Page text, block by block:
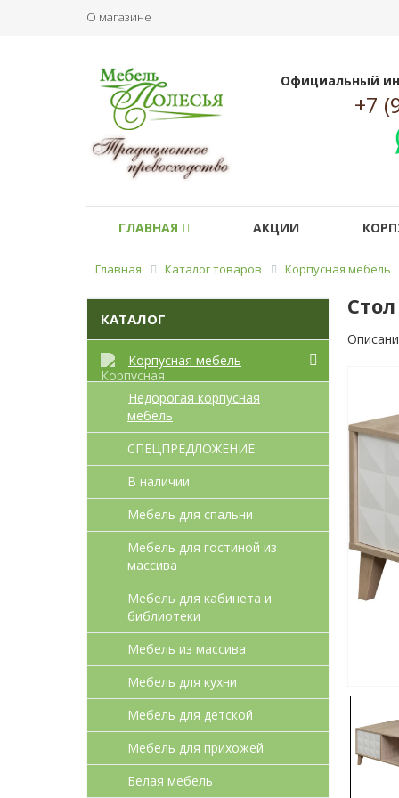
О магазине
Официальный
+7
ГЛАВНАЯ АКЦИИ
Главная Каталог товаров Корпусная мебель
КАТАЛОГ
Корпусная мебель
Недорогая корпусная
мебель
СПЕЦПРЕДЛОЖЕНИЕ
В наличии
Мебель для спальни
Мебель для гостиной из
массива
Мебель для кабинета и
библиотеки
Мебель из массива
Мебель для кухни
Мебель для детcкой
Мебель для прихожей
Белая мебель